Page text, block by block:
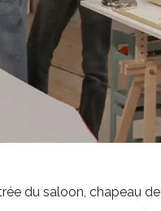
du saloon, chapeau de